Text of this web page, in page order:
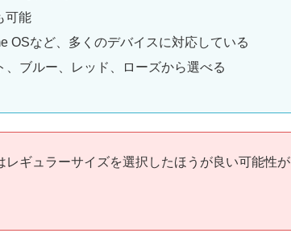
可能
OSなど、多くのデバイスに対応している
ブルー、レッド、ローズから選べる
ギュラーサイズを選択したほうが良い可能性が